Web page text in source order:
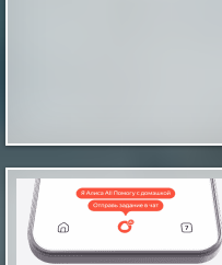
Главные тренды
модных оттенков
длины волос
Осенний сезон 2026
глубокие цветовые
отличаются от
выгоревших на солнце